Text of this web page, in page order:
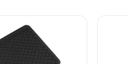
PREZZO
ORIGINALE
ERA:
€21,59.
È:
€17,36.